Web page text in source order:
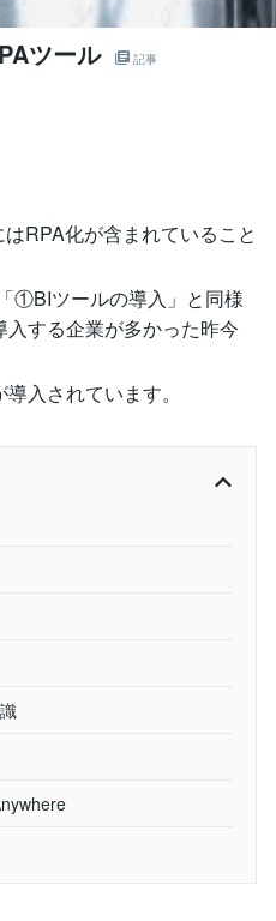
ツール 記事
RPA化が含まれていること
①BIツールの導入」と同様
する企業が多かった昨今
入されています。